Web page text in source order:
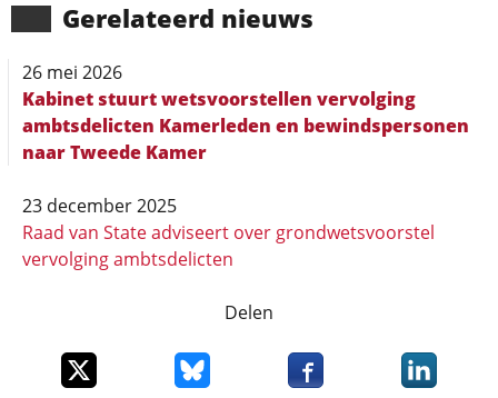
Gerela­teerd nieuws
26 mei 2026
Kabinet stuurt wetsvoorstellen vervolging
ambtsdelicten Kamerleden en bewindspersonen
naar Tweede Kamer
23 december 2025
Raad van State adviseert over grondwetsvoorstel
vervolging ambtsdelicten
Delen
Deel dit item op XDeel dit item op Bluesky
Deel dit item opDeel dit